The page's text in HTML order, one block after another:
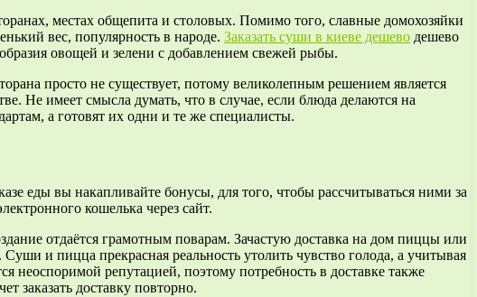
местах общепита и столовых. Помимо того, славные домохозяйки
вес, популярность в народе. Заказать суши в киеве дешево дешево
овощей и зелени с добавлением свежей рыбы.
просто не существует, потому великолепным решением является
Не имеет смысла думать, что в случае, если блюда делаются на
а готовят их одни и те же специалисты.
еды вы накапливайте бонусы, для того, чтобы рассчитываться ними за
кошелька через сайт.
отдаётся грамотным поварам. Зачастую доставка на дом пиццы или
и пицца прекрасная реальность утолить чувство голода, а учитывая
неоспоримой репутацией, поэтому потребность в доставке также
заказать доставку повторно.